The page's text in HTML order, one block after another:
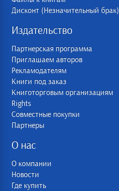
Дисконт (Незначительный брак)
Издательство
Партнерская программа
Приглашаем авторов
Рекламодателям
Книги под заказ
Книготорговым организациям
Rights
Совместные покупки
Партнеры
О нас
О компании
Новости
Где купить